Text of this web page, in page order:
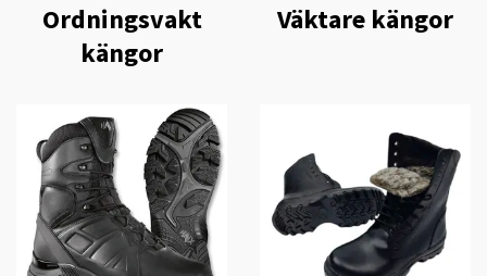
Ordningsvakt
kängor
Väktare kängor